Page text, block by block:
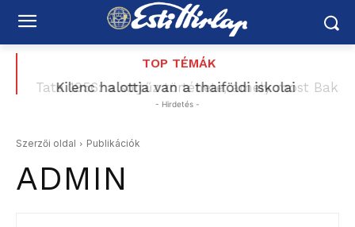
TOP TÉMÁK
Kilenc halottja van a thaiföldi iskolai
lövöldözésnek
Tata 1956: a sortűz története, amely most Baka
Andrásig ért – korabeli MTV Híradó-felvétellel –
- Hirdetés -
Szerzői oldal Publikációk
ADMIN